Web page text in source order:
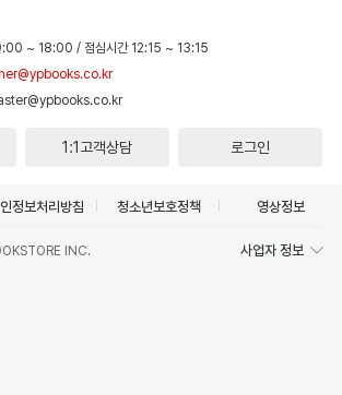
~ 18:00 / 점심시간 12:15 ~ 13:15
1:1고객상담 로그인
정보처리방침 청소년보호정책 영상정보
INC. 사업자 정보